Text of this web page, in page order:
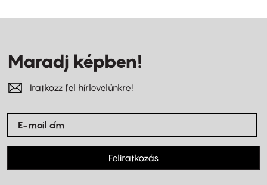
Maradj képben!
Iratkozz fel hírlevelünkre!
Feliratkozás